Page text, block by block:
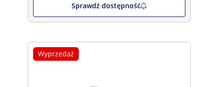
Sprawdź dostępność
Wyprzedaż